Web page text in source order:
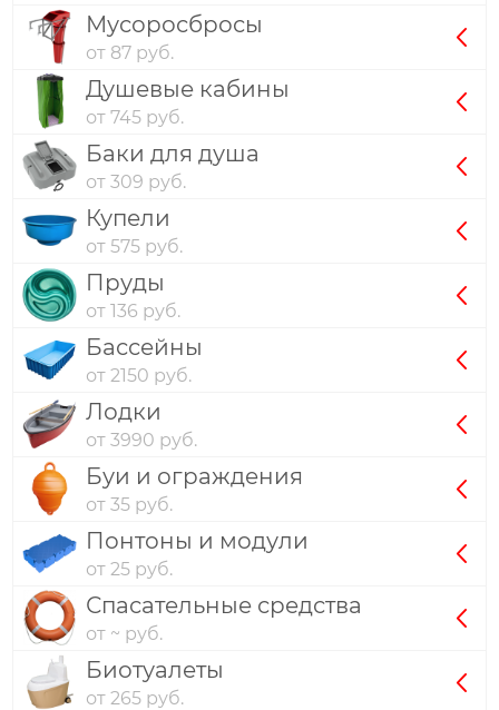
Мусоросбросы
от 87 руб.
Душевые кабины
от 745 руб.
Баки для душа
от 309 руб.
Купели
от 575 руб.
Пруды
от 136 руб.
Бассейны
от 2150 руб.
Лодки
от 3990 руб.
Буи и ограждения
от 35 руб.
Понтоны и модули
от 25 руб.
Спасательные средства
от ~ руб.
Биотуалеты
от 265 руб.